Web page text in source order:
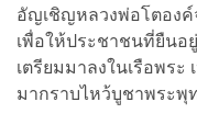
อัญเชิญหลวงพ่อโตองค์
เพื่อให้ประชาชนที่ยืนอ
เตรียมมาลงในเรือพระ
มากราบไหว้บูชาพระพุ